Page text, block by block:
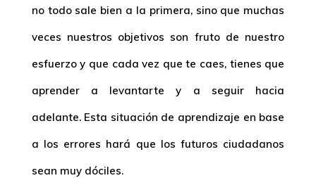
no todo sale bien a la primera, sino que muchas
veces nuestros objetivos son fruto de nuestro
esfuerzo y que cada vez que te caes, tienes que
aprender a levantarte y a seguir hacia
adelante. Esta situación de aprendizaje en base
a los errores hará que los futuros ciudadanos
sean muy dóciles.